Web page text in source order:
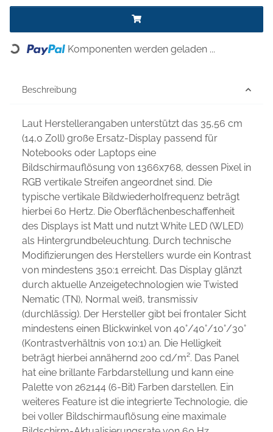
Loading... Komponenten werden geladen ...
Beschreibung
Laut Herstellerangaben unterstützt das 35,56 cm
(14,0 Zoll) große Ersatz-Display passend für
Notebooks oder Laptops eine
Bildschirmauflösung von 1366x768, dessen Pixel in
RGB vertikale Streifen angeordnet sind. Die
typische vertikale Bildwiederholfrequenz beträgt
hierbei 60 Hertz. Die Oberflächenbeschaffenheit
des Displays ist Matt und nutzt White LED (WLED)
als Hintergrundbeleuchtung. Durch technische
Modifizierungen des Herstellers wurde ein Kontrast
von mindestens 350:1 erreicht. Das Display glänzt
durch aktuelle Anzeigetechnologien wie Twisted
Nematic (TN), Normal weiß, transmissiv
(durchlässig). Der Hersteller gibt bei frontaler Sicht
mindestens einen Blickwinkel von 40°/40°/10°/30°
(Kontrastverhältnis von 10:1) an. Die Helligkeit
beträgt hierbei annähernd 200 cd/m². Das Panel
hat eine brillante Farbdarstellung und kann eine
Palette von 262144 (6-Bit) Farben darstellen. Ein
weiteres Feature ist die integrierte Technologie, die
bei voller Bildschirmauflösung eine maximale